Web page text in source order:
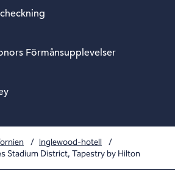
Förmånsupplevelser
/ Inglewood-hotell
/
Stadium District, Tapestry by Hilton